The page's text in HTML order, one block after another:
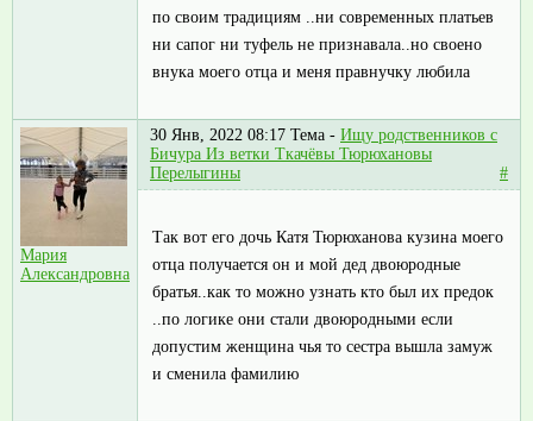
по своим традициям ..ни современных платьев
ни сапог ни туфель не признавала..но своено
внука моего отца и меня правнучку любила
Мария
Александровна
30 Янв, 2022 08:17 Тема - Ищу родственников с
Бичура Из ветки Ткачёвы Тюрюхановы
Перелыгины
#
Так вот его дочь Катя Тюрюханова кузина моего
отца получается он и мой дед двоюродные
братья..как то можно узнать кто был их предок
..по логике они стали двоюродными если
допустим женщина чья то сестра вышла замуж
и сменила фамилию